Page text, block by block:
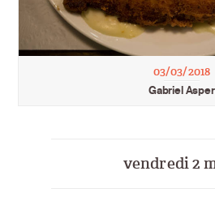
03/03/2018
Gabriel Asper
vendredi 2